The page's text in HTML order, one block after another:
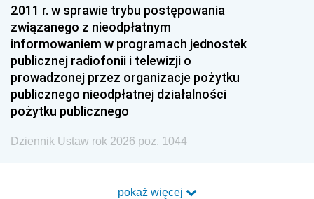
2011 r. w sprawie trybu postępowania
związanego z nieodpłatnym
informowaniem w programach jednostek
publicznej radiofonii i telewizji o
prowadzonej przez organizacje pożytku
publicznego nieodpłatnej działalności
pożytku publicznego
Dziennik Ustaw rok 2026 poz. 1044
pokaż więcej